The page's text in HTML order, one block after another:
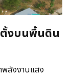
ตั้งบนพื้นดิน
พลังงานแสง